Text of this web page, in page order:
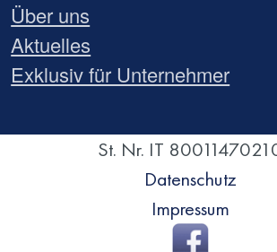
Über uns
Aktuelles
Exklusiv für Unternehmer
St. Nr. IT
Datenschutz
Impressum